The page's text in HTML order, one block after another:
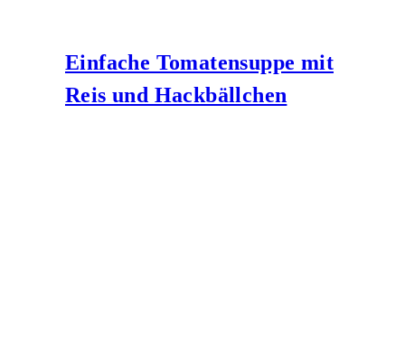
Einfache Tomatensuppe mit
Reis und Hackbällchen